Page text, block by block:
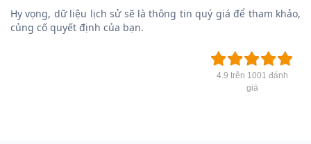
Hy vọng, dữ liệu lịch sử sẽ là thông tin quý giá để tham khảo,
củng cố quyết định của bạn.
4.9 trên 1001 đánh
giá